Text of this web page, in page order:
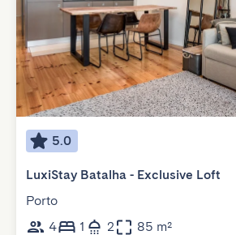
5.0
LuxiStay Batalha - Exclusive Loft
Porto
4
1 2 85 m²